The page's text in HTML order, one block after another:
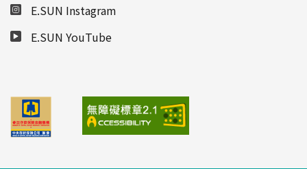
E.SUN Instagram
E.SUN YouTube